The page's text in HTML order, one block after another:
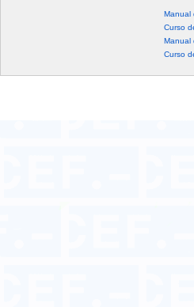
Manual
Curso
Manual
Curso